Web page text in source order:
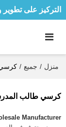
التركيز على تطوير
منزل / جميع /
كرسي طالب
Manufacturer